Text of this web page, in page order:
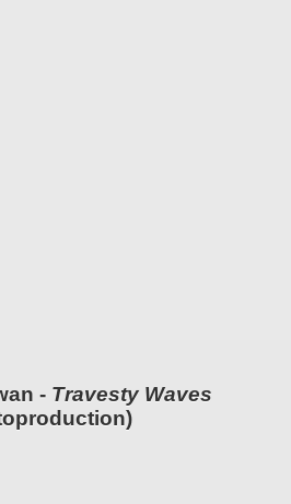
- Travesty Waves